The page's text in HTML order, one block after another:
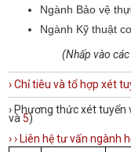
Ngành Bảo vệ
Ngành Kỹ thuật
(Nhấp vào
› Chỉ tiêu và tổ hợp xét
› Phương thức xét
và 5)
› › Liên hệ tư vấn ngành